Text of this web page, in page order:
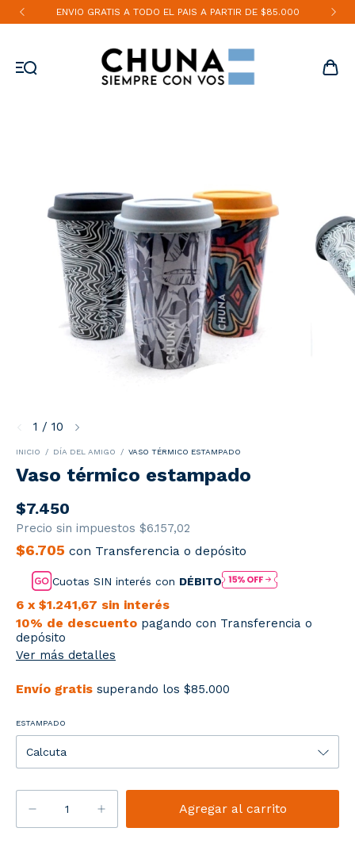
ENVIO GRATIS A TODO EL PAIS A PARTIR DE $85.000
1 / 10
INICIO / DÍA DEL AMIGO / VASO TÉRMICO ESTAMPADO
Vaso térmico estampado
$7.450
Precio sin impuestos $6.157,02
$6.705 con Transferencia o depósito
Cuotas SIN interés con DÉBITO
6 x $1.241,67 sin interés
10% de descuento pagando con Transferencia o
depósito
Ver más detalles
Envío gratis superando los $85.000
ESTAMPADO